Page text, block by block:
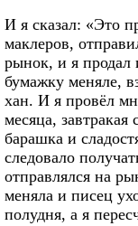
И я сказал: «Это
маклеров,
рынок, и я продал
бумажку меняле,
хан. И я провёл
месяца,
барашка и
следовало
отправлялся на
меняла и писец
полудня, а я